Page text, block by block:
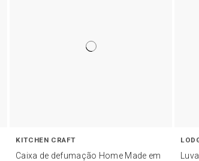
KITCHEN CRAFT
Caixa de defumação Home Made em